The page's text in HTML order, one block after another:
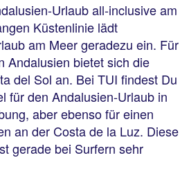
Urlaub all-inclusive am
Küstenlinie lädt
am Meer geradezu ein. Für
Andalusien bietet sich die
del Sol an. Bei TUI findest Du
für den Andalusien-Urlaub in
aber ebenso für einen
an der Costa de la Luz. Diese
gerade bei Surfern sehr